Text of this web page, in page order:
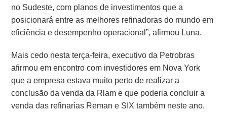
no Sudeste, com planos de investimentos que a
posicionará entre as melhores refinadoras do mundo em
eficiência e desempenho operacional”, afirmou Luna.
Mais cedo nesta terça-feira, executivo da Petrobras
afirmou em encontro com investidores em Nova York
que a empresa estava muito perto de realizar a
conclusão da venda da Rlam e que poderia concluir a
venda das refinarias Reman e SIX também neste ano.